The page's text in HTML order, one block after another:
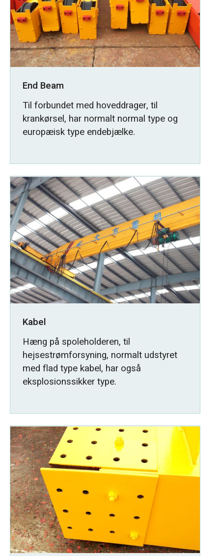
End Beam
Til forbundet med hoveddrager, til
krankørsel, har normalt normal type og
europæisk type endebjælke.
Kabel
Hæng på spoleholderen, til
hejsestrømforsyning, normalt udstyret
med flad type kabel, har også
eksplosionssikker type.